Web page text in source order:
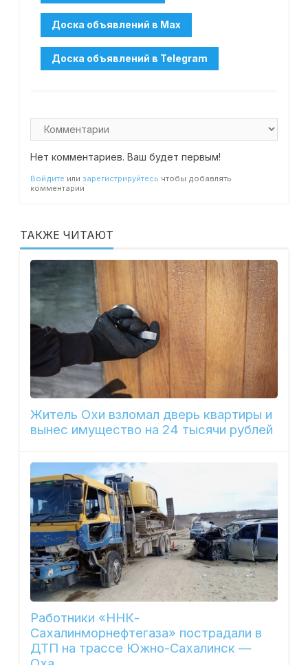
Нет комментариев. Ваш будет первым!
Войдите или зарегистрируйтесь чтобы добавлять
комментарии
ТАКЖЕ ЧИТАЮТ
Житель Охи взломал дверь квартиры и
вынес имущество на 24 тысячи рублей
Работники «ННК-
Сахалинморнефтегаза» пострадали в
ДТП на трассе Южно-Сахалинск —